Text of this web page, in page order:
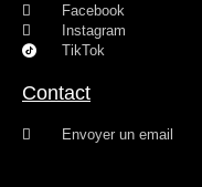
Facebook
Instagram
TikTok
Contact
Envoyer un email